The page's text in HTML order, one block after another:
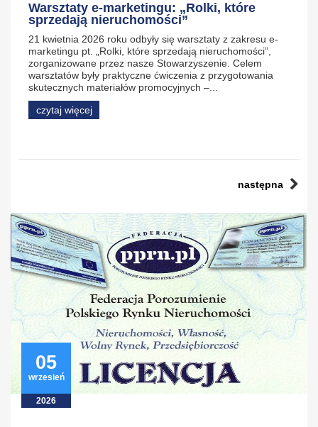
Warsztaty e-marketingu: „Rolki, które
sprzedają nieruchomości”
21 kwietnia 2026 roku odbyły się warsztaty z zakresu e-
marketingu pt. „Rolki, które sprzedają nieruchomości”,
zorganizowane przez nasze Stowarzyszenie. Celem
warsztatów były praktyczne ćwiczenia z przygotowania
skutecznych materiałów promocyjnych –...
czytaj więcej
następna
05
wrzesień
2026